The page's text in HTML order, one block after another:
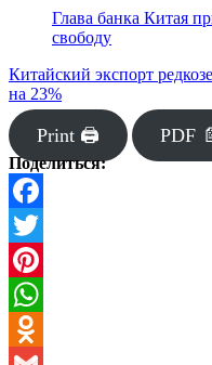
Глава банка Китая
свободу
Китайский экспорт
на 23%
Print 🖨 PDF
Поделиться:
Facebook
Twitter
Pinterest
WhatsApp